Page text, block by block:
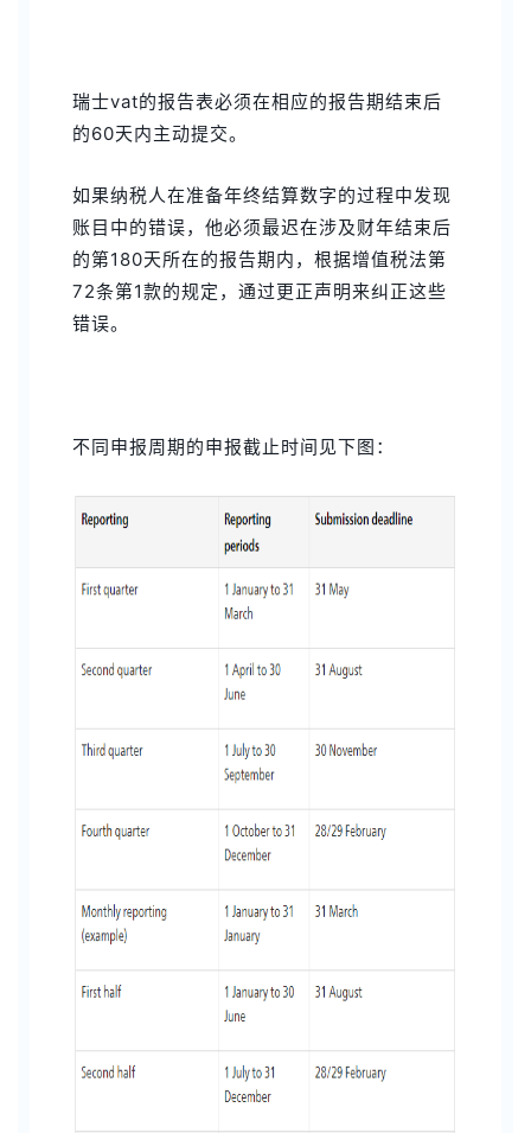
瑞士vat的报告表必须在相应的报告期结束后
的60天内主动提交。
如果纳税人在准备年终结算数字的过程中发现
账目中的错误，他必须最迟在涉及财年结束后
的第180天所在的报告期内，根据增值税法第
72条第1款的规定，通过更正声明来纠正这些
错误。
不同申报周期的申报截止时间见下图：